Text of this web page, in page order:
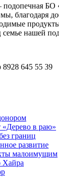
БО
благодаря
семье нашей
645 55 39
«Дерево в раю»
границ
развитие
малоимущим
Хайра